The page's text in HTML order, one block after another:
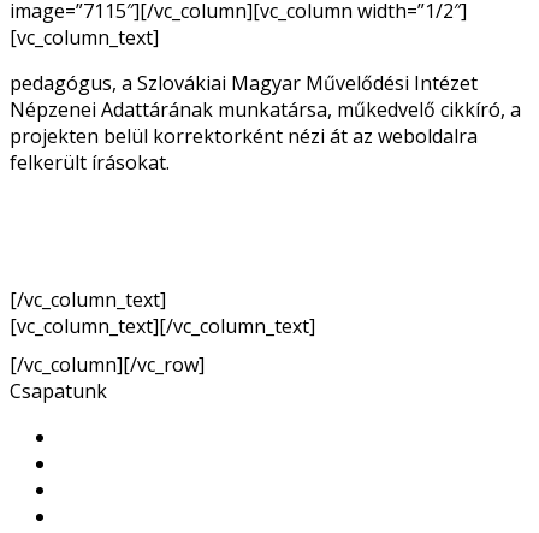
image=”7115″][/vc_column][vc_column width=”1/2″]
[vc_column_text]
pedagógus, a Szlovákiai Magyar Művelődési Intézet
Népzenei Adattárának munkatársa, műkedvelő cikkíró, a
projekten belül korrektorként nézi át az weboldalra
felkerült írásokat.
[/vc_column_text]
[vc_column_text][/vc_column_text]
[/vc_column][/vc_row]
Csapatunk